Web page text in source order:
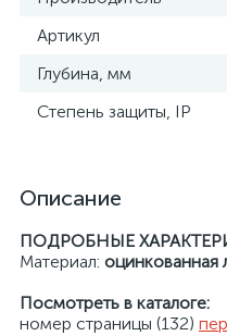
Артикул
Глубина, мм
Степень защиты, IP
Описание
ПОДРОБНЫЕ
Материал: оцинкованная
Посмотреть в каталоге:
номер страницы (132)